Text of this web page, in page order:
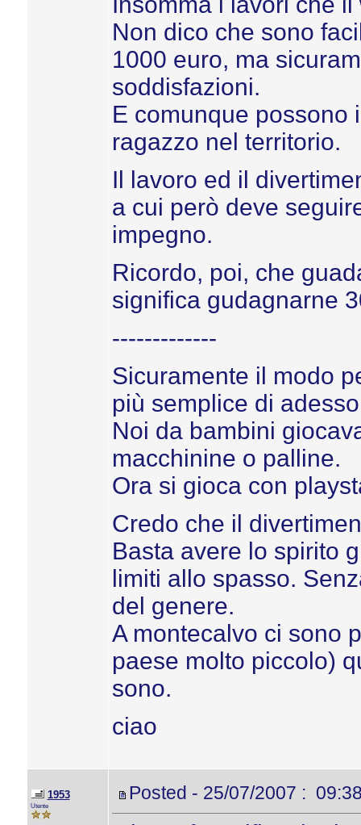
Non dico che sono
1000 euro, ma
soddisfazioni.
E comunque possono
ragazzo nel territorio.
Il lavoro ed il
a cui però deve
impegno.
Ricordo, poi, che
significa gudagnarne
-------------
Sicuramente il modo
più semplice di
Noi da bambini
macchinine o palline.
Ora si gioca con
Credo che il
Basta avere lo spirito
limiti allo spasso.
del genere.
A montecalvo ci sono
paese molto piccolo)
sono.
ciao
1953
Utente
Posted - 25/07/2007 :